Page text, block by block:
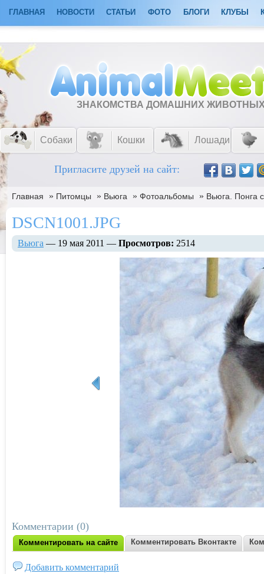
ГЛАВНАЯ НОВОСТИ СТАТЬИ ФОТО БЛОГИ КЛУБЫ
ЗНАКОМСТВА ДОМАШНИХ
Собаки Кошки Лошади
Пригласите друзей на сайт:
Главная » Питомцы » Вьюга » Фотоальбомы » Вьюга. Понга
DSCN1001.JPG
Вьюга — 19 мая 2011 — Просмотров: 2514
Комментарии (0)
Комментировать на сайте Комментировать Вконтакте
Добавить комментарий